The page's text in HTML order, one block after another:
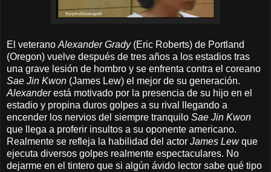
El veteranoAlexander Grady(Eric Roberts) de Portland
(Oregon) vuelve después de tres años a los estadios tras
una grave lesión de hombro y se enfrenta contra el coreano
Sae Jin Kwon (James Lew) el mejor de su generación.
Alexanderestá motivado por la presencia de su hijo en el
estadio y propina duros golpes a su rival llegando a
encender los nervios del siempre tranquilo Sae Jin Kwon
que llega a proferir insultos a su oponente americano.
Realmente se refleja la habilidad del actor James Lewque
ejecuta diversos golpes realmente espectaculares. No
dejarme en el tintero que si algún ávido lector sabe qué tipo